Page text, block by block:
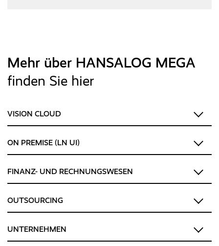
Mehr über HANSALOG MEGA
finden Sie hier
VISION CLOUD
ON PREMISE (LN UI)
FINANZ- UND RECHNUNGSWESEN
OUTSOURCING
UNTERNEHMEN